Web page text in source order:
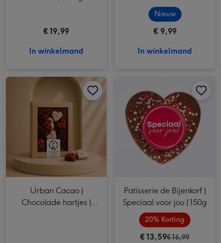
€ 19,99
In winkelmand
Nieuw
€ 9,99
In winkelmand
Urban Cacao |
Chocolade hartjes |
Patisserie de Bijenkorf |
Speciaal voor jou | 150g
20% Korting
€ 13,59€ 16,99